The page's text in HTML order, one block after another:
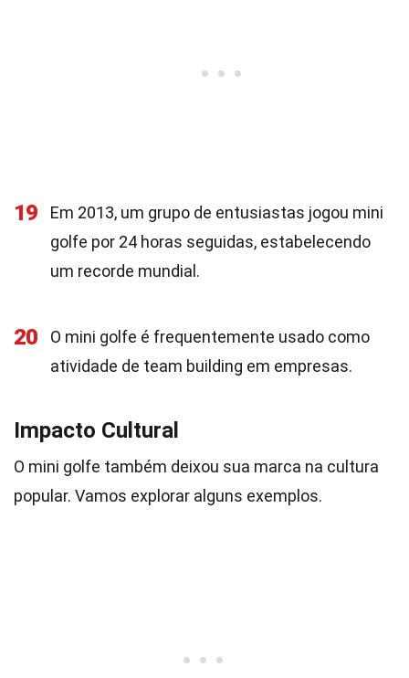
19
Em 2013, um grupo de entusiastas jogou mini
golfe por 24 horas seguidas, estabelecendo
um recorde mundial.
20
O mini golfe é frequentemente usado como
atividade de team building em empresas.
Impacto Cultural
O mini golfe também deixou sua marca na cultura
popular. Vamos explorar alguns exemplos.